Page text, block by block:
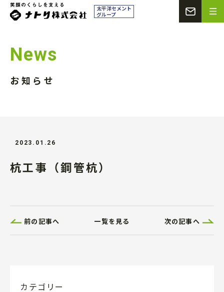
ナトリ株式会社
太平洋セメント
グループ
News
お知らせ
2023.01.26
杭工事（鋼管杭）
前の記事へ 一覧を見る 次の記事へ
カテゴリー